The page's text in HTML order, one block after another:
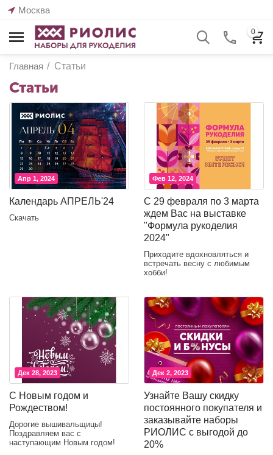
Москва
0
Главная / Статьи
Статьи
Апр 1, 2024
Календарь АПРЕЛЬ'24
Скачать
Фев 12, 2024
C 29 февраля по 3 марта
ждем Вас на выставке
"Формула рукоделия
2024"
Приходите вдохновляться и
встречать весну с любимым
хобби!
Дек 28, 2023
С Новым годом и
Рождеством!
Дорогие вышивальщицы!
Поздравляем вас с
наступающим Новым годом!
Дек 2, 2023
Узнайте Вашу скидку
постоянного покупателя и
заказывайте наборы
РИОЛИС с выгодой до
20%